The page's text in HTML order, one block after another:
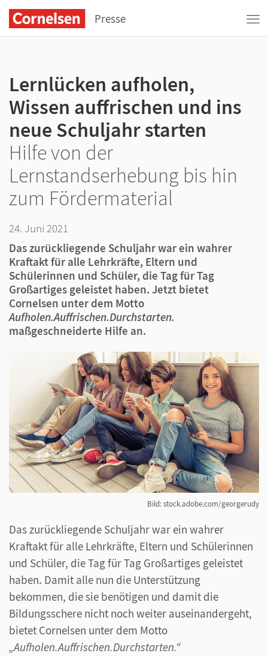
Presse
Lernlücken aufholen,
Wissen auffrischen und ins
neue Schuljahr starten
Hilfe von der
Lernstandserhebung bis hin
zum Fördermaterial
24. Juni 2021
Das zurückliegende Schuljahr war ein wahrer
Kraftakt für alle Lehrkräfte, Eltern und
Schülerinnen und Schüler, die Tag für Tag
Großartiges geleistet haben. Jetzt bietet
Cornelsen unter dem Motto
Aufholen.Auffrischen.Durchstarten.
maßgeschneiderte Hilfe an.
Bild: stock.adobe.com/georgerudy
Das zurückliegende Schuljahr war ein wahrer
Kraftakt für alle Lehrkräfte, Eltern und Schülerinnen
und Schüler, die Tag für Tag Großartiges geleistet
haben. Damit alle nun die Unterstützung
bekommen, die sie benötigen und damit die
Bildungsschere nicht noch weiter auseinandergeht,
bietet Cornelsen unter dem Motto
„Aufholen.Auffrischen.Durchstarten.“